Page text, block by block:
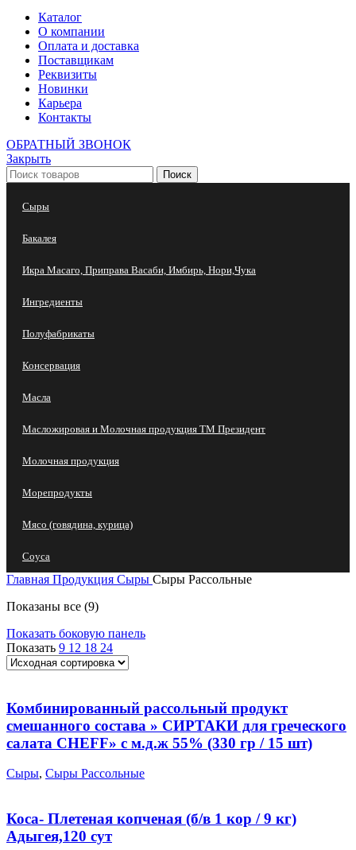
Каталог
О компании
Оплата и доставка
Поставщикам
Реквизиты
Новинки
Карьера
Контакты
ОБРАТНЫЙ ЗВОНОК
Закрыть
Поиск
Сыры
Бакалея
Икра Масаго, Приправа Васаби, Имбирь, Нори,Чука
Ингредиенты
Полуфабрикаты
Консервация
Масла
Масложировая и Молочная продукция ТМ Президент
Молочная продукция
Морепродукты
Мясо (говядина, курица)
Соуса
Главная Продукция Сыры Сыры Рассольные
Показаны все (9)
Показать боковую панель
Показать 9 12 18 24
Комбинированный рассольный продукт
смешанного состава » СИРТАКИ для греческого
салата CHEFF» с м.д.ж 55% (330 гр / 15 шт)
Сыры, Сыры Рассольные
Коса- Плетеная копченая (б/в 1 кор / 9 кг)
Адыгея,120 сут